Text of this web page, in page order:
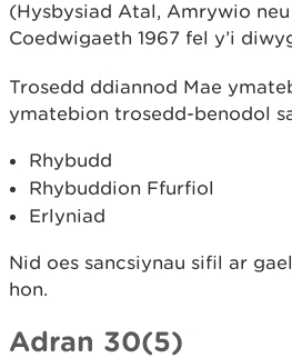
(Hysbysiad Atal, Amrywio
Coedwigaeth 1967 fel y’i
Trosedd ddiannod Mae
ymatebion trosedd-benodol
Rhybudd
Rhybuddion Ffurfiol
Erlyniad
Nid oes sancsiynau sifil ar
hon.
Adran 30(5)